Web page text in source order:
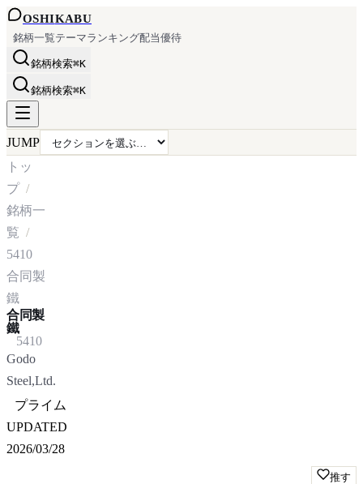
OSHIKABU
銘柄一覧テーマランキング配当優待
銘柄検索⌘K
銘柄検索⌘K
JUMP
トッ
プ
銘柄一
覧
5410
合同製
鐵
合同製
鐵
5410
Godo
Steel,Ltd.
プライム
UPDATED
2026/03/28
推す